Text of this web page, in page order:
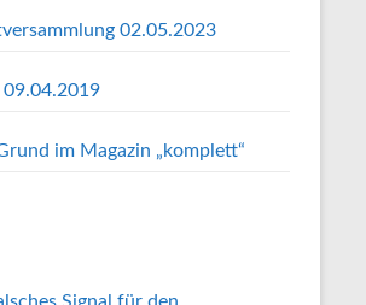
02.05.2023
09.04.2019
im Magazin „komplett“